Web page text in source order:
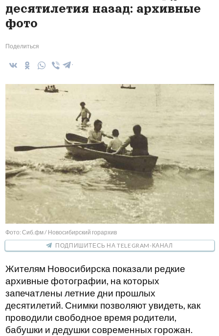
десятилетия назад: архивные
фото
Поделиться
Фото: Сиб.фм / Новосибирский горархив
ПОДПИШИТЕСЬ НА TELEGRAM-КАНАЛ
Жителям Новосибирска показали редкие
архивные фотографии, на которых
запечатлены летние дни прошлых
десятилетий. Снимки позволяют увидеть, как
проводили свободное время родители,
бабушки и дедушки современных горожан.